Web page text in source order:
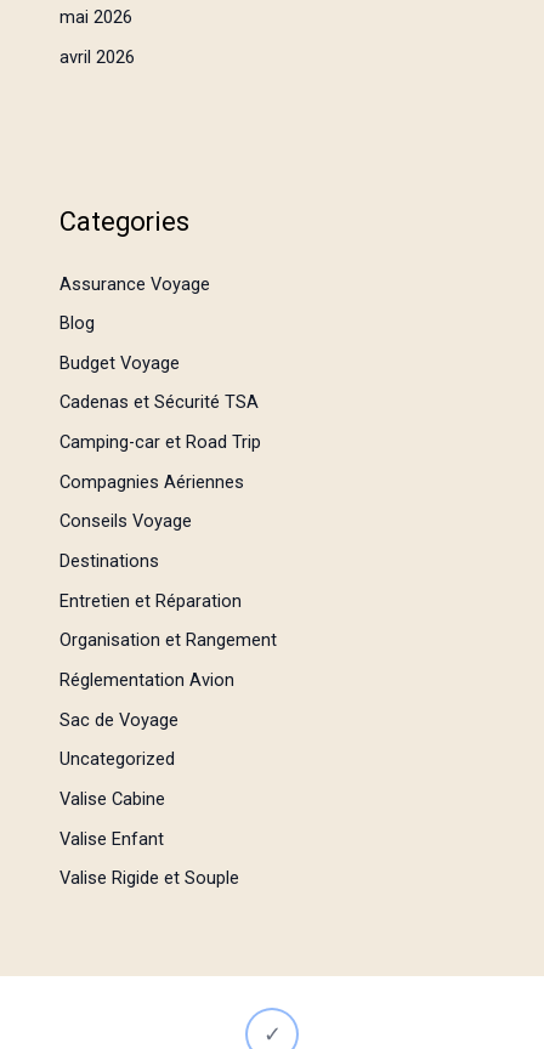
mai 2026
avril 2026
Categories
Assurance Voyage
Blog
Budget Voyage
Cadenas et Sécurité TSA
Camping-car et Road Trip
Compagnies Aériennes
Conseils Voyage
Destinations
Entretien et Réparation
Organisation et Rangement
Réglementation Avion
Sac de Voyage
Uncategorized
Valise Cabine
Valise Enfant
Valise Rigide et Souple
✓